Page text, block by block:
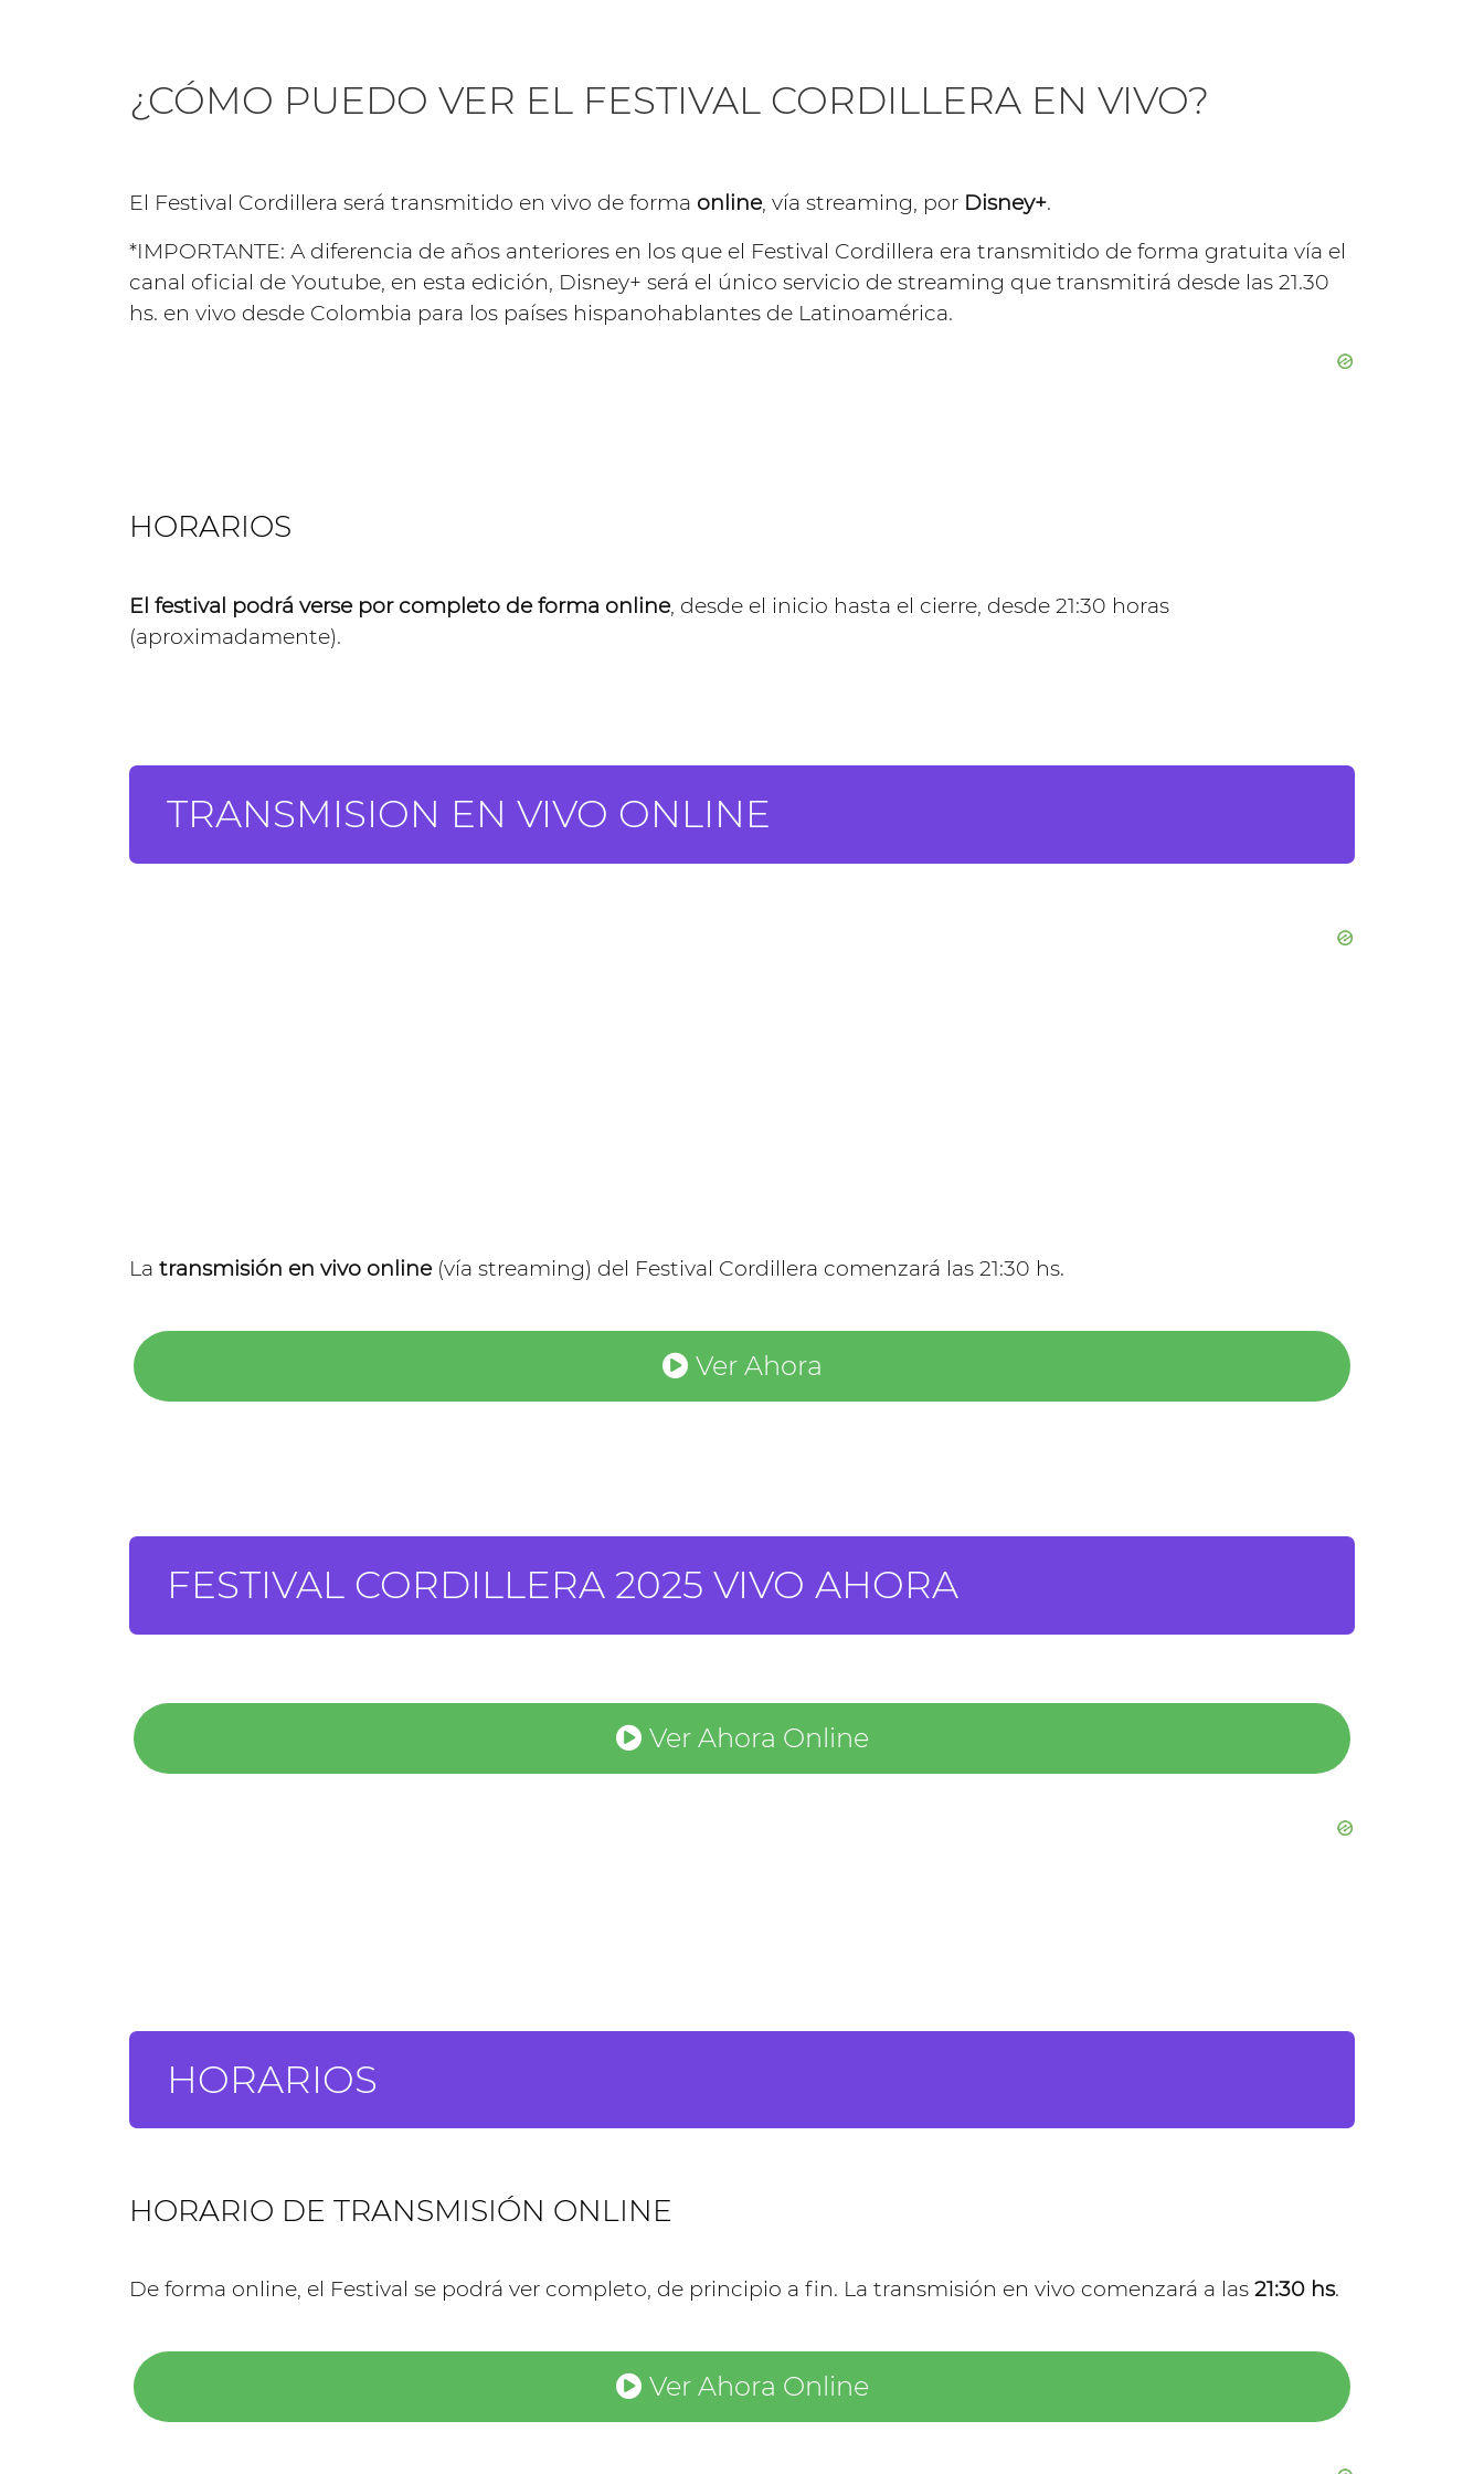
¿CÓMO PUEDO VER EL FESTIVAL CORDILLERA EN VIVO?
El Festival Cordillera será transmitido en vivo de forma online, vía streaming, por Disney+.
*IMPORTANTE: A diferencia de años anteriores en los que el Festival Cordillera era transmitido de forma gratuita vía el
canal oficial de Youtube, en esta edición, Disney+ será el único servicio de streaming que transmitirá desde las 21.30
hs. en vivo desde Colombia para los países hispanohablantes de Latinoamérica.
HORARIOS
El festival podrá verse por completo de forma online, desde el inicio hasta el cierre, desde 21:30 horas
(aproximadamente).
TRANSMISION EN VIVO ONLINE
La transmisión en vivo online(vía streaming) del Festival Cordillera comenzará las 21:30 hs.
Ver Ahora
FESTIVAL CORDILLERA 2025 VIVO AHORA
Ver Ahora Online
HORARIOS
HORARIO DE TRANSMISIÓN ONLINE
De forma online, el Festival se podrá ver completo, de principio a fin. La transmisión en vivo comenzará a las 21:30 hs.
Ver Ahora Online